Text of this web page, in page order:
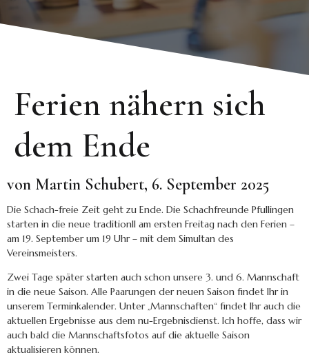
Ferien nähern sich
dem Ende
von Martin Schubert, 6. September 2025
Die Schach-freie Zeit geht zu Ende. Die Schachfreunde Pfullingen
starten in die neue traditionll am ersten Freitag nach den Ferien –
am 19. September um 19 Uhr – mit dem Simultan des
Vereinsmeisters.
Zwei Tage später starten auch schon unsere 3. und 6. Mannschaft
in die neue Saison. Alle Paarungen der neuen Saison findet Ihr in
unserem Terminkalender. Unter „Mannschaften“ findet Ihr auch die
aktuellen Ergebnisse aus dem nu-Ergebnisdienst. Ich hoffe, dass wir
auch bald die Mannschaftsfotos auf die aktuelle Saison
aktualisieren können.